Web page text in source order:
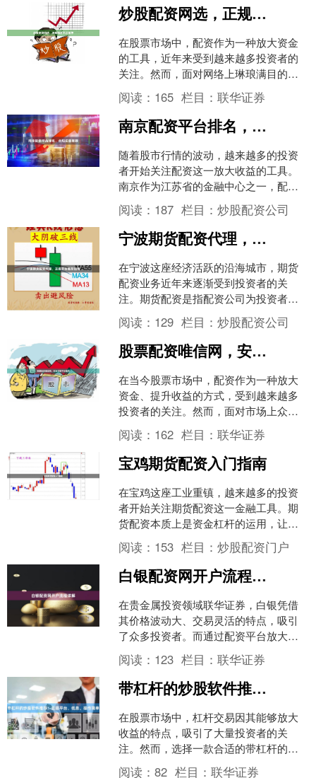
炒股配资网选，正规低息平台推荐
在股票市场中，配资作为一种放大资金
的工具，近年来受到越来越多投资者的
关注。然而，面对网络上琳琅满目的配
资平台，如何筛选出正规、低息且安全
可靠的平台，成为许多股民....
阅读： 165 栏目：联华证券
南京配资平台排名，合规实盘推荐
随着股市行情的波动，越来越多的投资
者开始关注配资这一放大收益的工具。
南京作为江苏省的金融中心之一，配资
市场也日益活跃。然而，面对众多配资
平台联华证券，投资者最关....
阅读： 187 栏目：炒股配资公司
宁波期货配资代理，正规平台推荐指南
在宁波这座经济活跃的沿海城市，期货
配资业务近年来逐渐受到投资者的关
注。期货配资是指配资公司为投资者提
供资金，帮助其放大交易规模，从而在
期货市场中获取更高收益的一....
阅读： 129 栏目：炒股配资公司
股票配资唯信网，安全可靠平台推荐
在当今股票市场中，配资作为一种放大
资金、提升收益的方式，受到越来越多
投资者的关注。然而，面对市场上众多
的配资平台，如何选择一个安全可靠的
平台成为关键问题。今天，....
阅读： 162 栏目：联华证券
宝鸡期货配资入门指南
在宝鸡这座工业重镇，越来越多的投资
者开始关注期货配资这一金融工具。期
货配资本质上是资金杠杆的运用，让投
资者用较少的本金撬动更大的交易规
模。对于宝鸡的投资者而言，....
阅读： 153 栏目：炒股配资门户
白银配资网开户流程详解
在贵金属投资领域联华证券，白银凭借
其价格波动大、交易灵活的特点，吸引
了众多投资者。而通过配资平台放大资
金，更是成为许多短线交易者提升收益
的重要方式。本文将为您详....
阅读： 123 栏目：联华证券
带杠杆的炒股软件推荐：正规平台、低息、操作简单
在股票市场中，杠杆交易因其能够放大
收益的特点，吸引了大量投资者的关
注。然而，选择一款合适的带杠杆的炒
股软件并不容易，尤其是在当前市场上
阅读：82 栏目：联华证券